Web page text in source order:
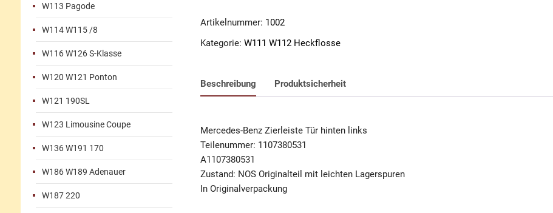
W113 Pagode
W114 W115 /8
W116 W126 S-Klasse
W120 W121 Ponton
W121 190SL
W123 Limousine Coupe
W136 W191 170
W186 W189 Adenauer
W187 220
Artikelnummer: 1002
Kategorie: W111 W112 Heckflosse
Beschreibung Produktsicherheit
Mercedes-Benz Zierleiste Tür hinten links
Teilenummer: 1107380531
A1107380531
Zustand: NOS Originalteil mit leichten Lagerspuren
In Originalverpackung